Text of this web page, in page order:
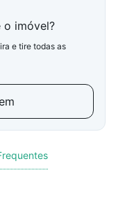
o imóvel?
e tire todas as